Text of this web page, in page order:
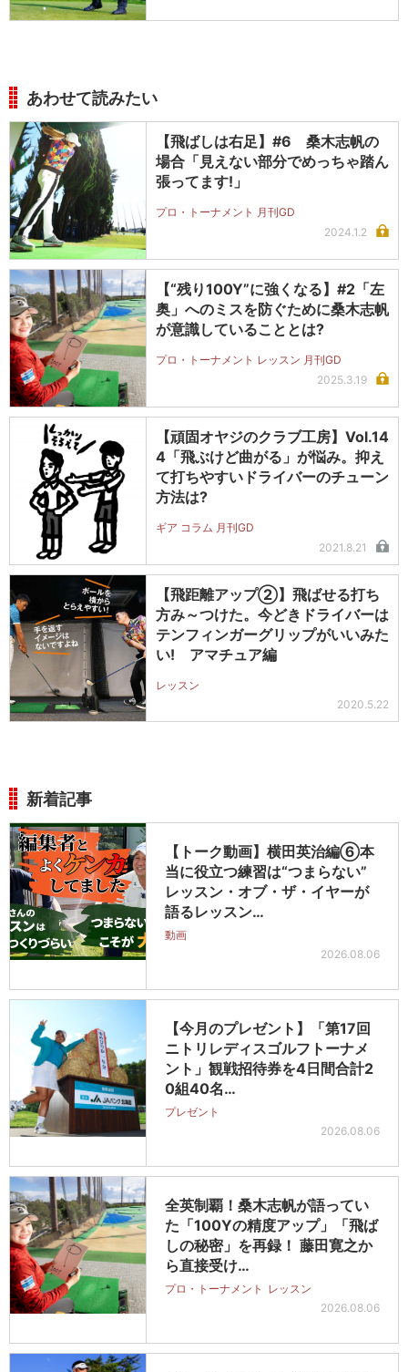
あわせて読みたい
【飛ばしは右足】#6 桑木志帆の
場合「見えない部分でめっちゃ踏ん
張ってます!」
プロ・トーナメント 月刊GD
2024.1.2
【“残り100Y”に強くなる】#2「左
奥」へのミスを防ぐために桑木志帆
が意識していることとは?
プロ・トーナメント レッスン 月刊GD
2025.3.19
【頑固オヤジのクラブ工房】Vol.14
4「飛ぶけど曲がる」が悩み。抑え
て打ちやすいドライバーのチューン
方法は?
ギア コラム 月刊GD
2021.8.21
【飛距離アップ②】飛ばせる打ち
方み～つけた。今どきドライバーは
テンフィンガーグリップがいいみた
い! アマチュア編
レッスン
2020.5.22
新着記事
【トーク動画】横田英治編⑥本
当に役立つ練習は“つまらない”
レッスン・オブ・ザ・イヤーが
語るレッスン…
動画
2026.08.06
【今月のプレゼント】「第17回
ニトリレディスゴルフトーナメ
ント」観戦招待券を4日間合計2
0組40名…
プレゼント
2026.08.06
全英制覇！桑木志帆が語ってい
た「100Yの精度アップ」「飛ば
しの秘密」を再録！ 藤田寛之か
ら直接受け…
プロ・トーナメント レッスン
2026.08.06